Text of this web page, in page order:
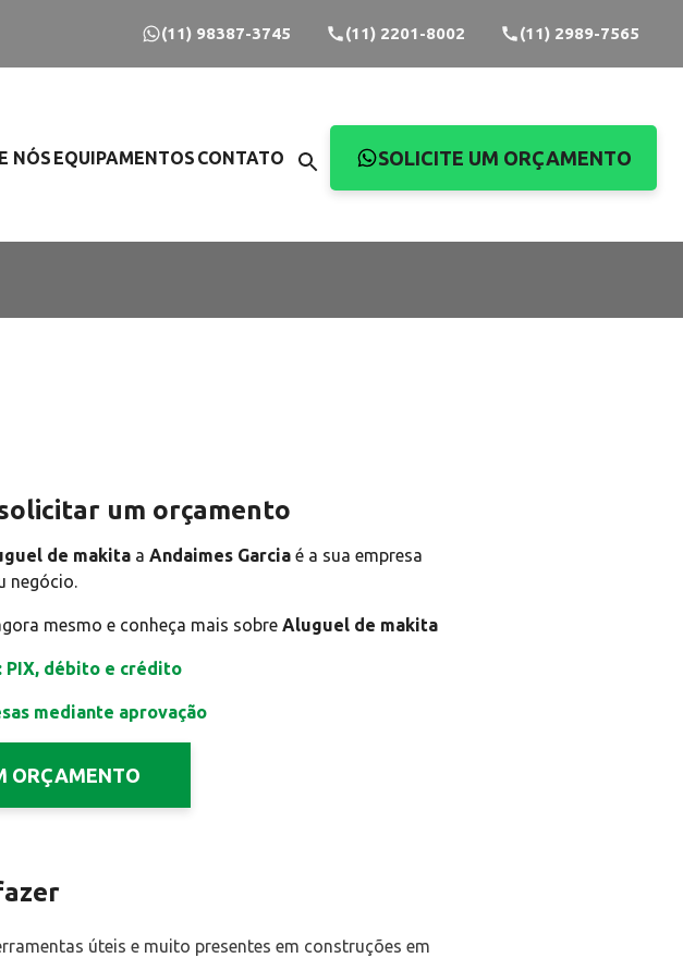
(11) 98387-3745 (11) 2201-8002 (11) 2989-7565
NÓS EQUIPAMENTOS CONTATO SOLICITE UM ORÇAMENTO
um orçamento
de makita aAndaimes Garcia é a sua empresa
negócio.
mesmo e conheça mais sobreAluguel de makita
PIX, débito e crédito
mediante aprovação
ORÇAMENTO
úteis e muito presentes em construções em